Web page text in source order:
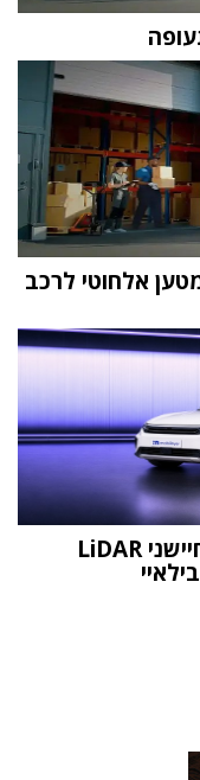
אלחוטי לרכב
אינוויז צופה ביקוש לכ-160 אלף חיישני LiDAR